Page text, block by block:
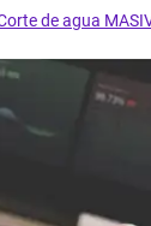
de agua